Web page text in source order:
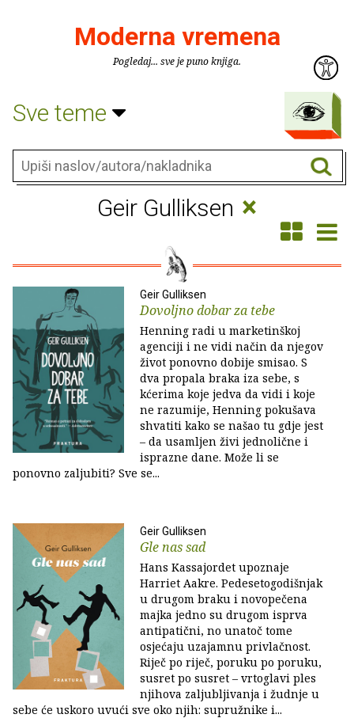
Moderna vremena
Pogledaj... sve je puno knjiga.
Sve teme
Geir Gulliksen ×
Geir Gulliksen
Dovoljno dobar za tebe
Henning radi u marketinškoj
agenciji i ne vidi način da njegov
život ponovno dobije smisao. S
dva propala braka iza sebe, s
kćerima koje jedva da vidi i koje
ne razumije, Henning pokušava
shvatiti kako se našao tu gdje jest
– da usamljen živi jednolične i
isprazne dane. Može li se
ponovno zaljubiti? Sve se...
Geir Gulliksen
Gle nas sad
Hans Kassajordet upoznaje
Harriet Aakre. Pedesetogodišnjak
u drugom braku i novopečena
majka jedno su drugom isprva
antipatični, no unatoč tome
osjećaju uzajamnu privlačnost.
Riječ po riječ, poruku po poruku,
susret po susret – vrtoglavi ples
njihova zaljubljivanja i žudnje u
sebe će uskoro uvući sve oko njih: supružnike i...